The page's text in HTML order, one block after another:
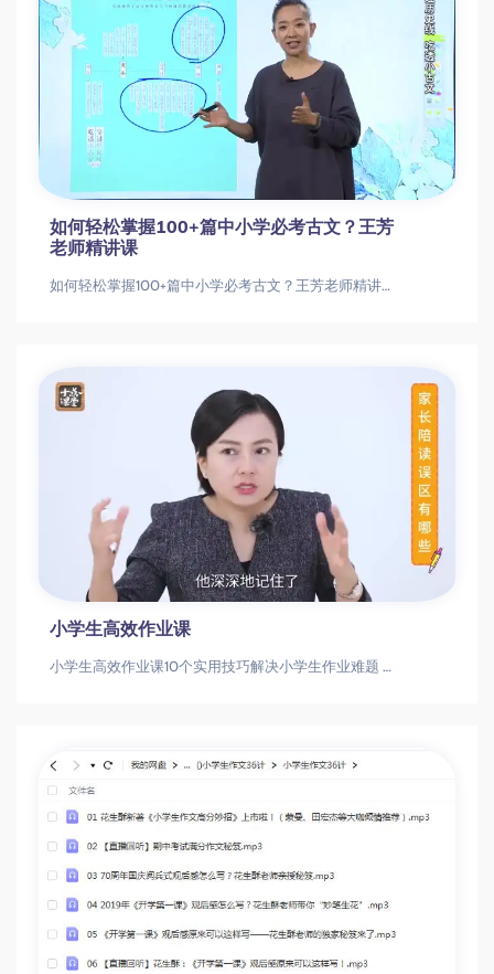
如何轻松掌握100+篇中小学必考古文？王芳
老师精讲课
如何轻松掌握100+篇中小学必考古文？王芳老师精讲课王芳中小学古文讲解课中小学古文|文言文精讲|王芳老师
小学生高效作业课
小学生高效作业课10个实用技巧解决小学生作业难题 家长必备指南小学生作业|家长辅导|高效学习